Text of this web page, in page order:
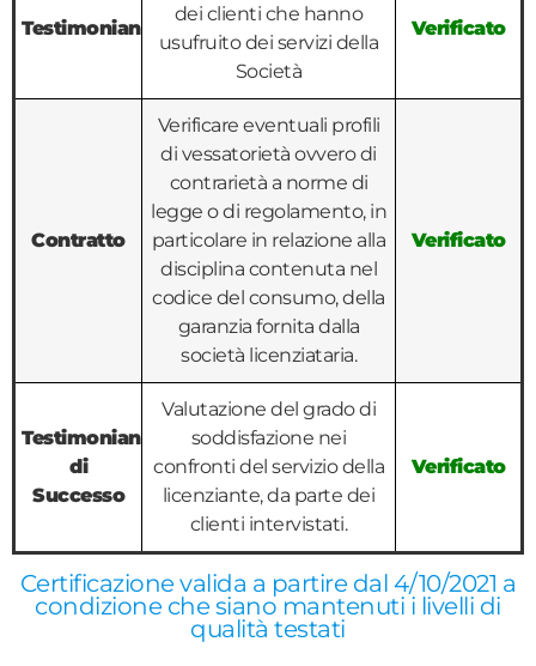
Testimonianze
dei clienti che hanno
usufruito dei servizi della
Società
Verificato
Contratto
Verificare eventuali profili
di vessatorietà ovvero di
contrarietà a norme di
legge o di regolamento, in
particolare in relazione alla
disciplina contenuta nel
codice del consumo, della
garanzia fornita dalla
società licenziataria.
Verificato
Testimonianze
di
Successo
Valutazione del grado di
soddisfazione nei
confronti del servizio della
licenziante, da parte dei
clienti intervistati.
Verificato
Certificazione valida a partire dal 4/10/2021 a
condizione che siano mantenuti i livelli di
qualità testati